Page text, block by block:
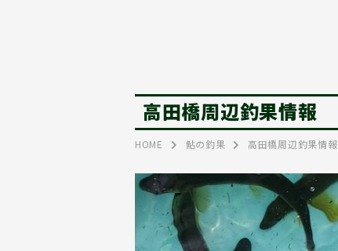
高田橋周辺釣果情報
HOME 鮎の釣果 高田橋周辺釣果情報